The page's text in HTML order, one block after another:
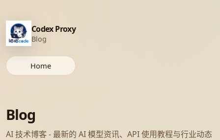
Codex Proxy
Blog
Home
Blog
AI 技术博客 - 最新的 AI 模型资讯、API 使用教程与行业动态